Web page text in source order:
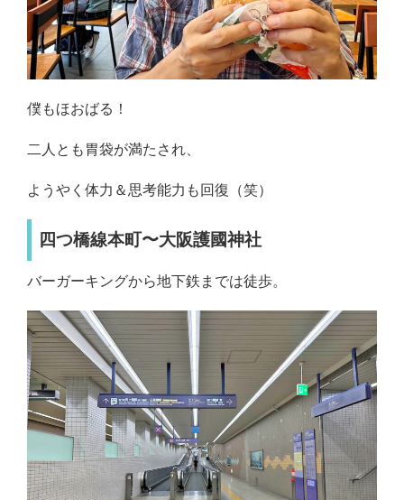
僕もほおばる！
二人とも胃袋が満たされ、
ようやく体力＆思考能力も回復（笑）
四つ橋線本町〜大阪護國神社
バーガーキングから地下鉄までは徒歩。